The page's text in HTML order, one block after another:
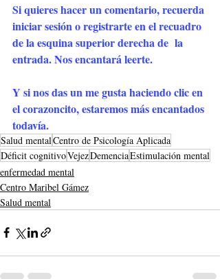
Si quieres hacer un comentario, recuerda
iniciar sesión o registrarte en el recuadro
de la esquina superior derecha de  la
entrada. Nos encantará leerte.
Y si nos das un me gusta haciendo clic en
el corazoncito, estaremos más encantados
todavía.
Salud mentalCentro de Psicología Aplicada
Déficit cognitivoVejezDemenciaEstimulación mental
enfermedad mental
Centro Maribel Gámez
Salud mental